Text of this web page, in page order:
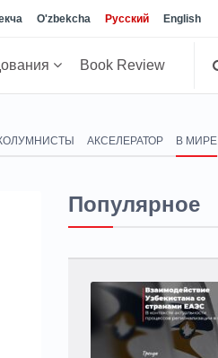
O'zbekcha Русский English
Book Review
АКСЕЛЕРАТОР В МИРЕ
Популярное